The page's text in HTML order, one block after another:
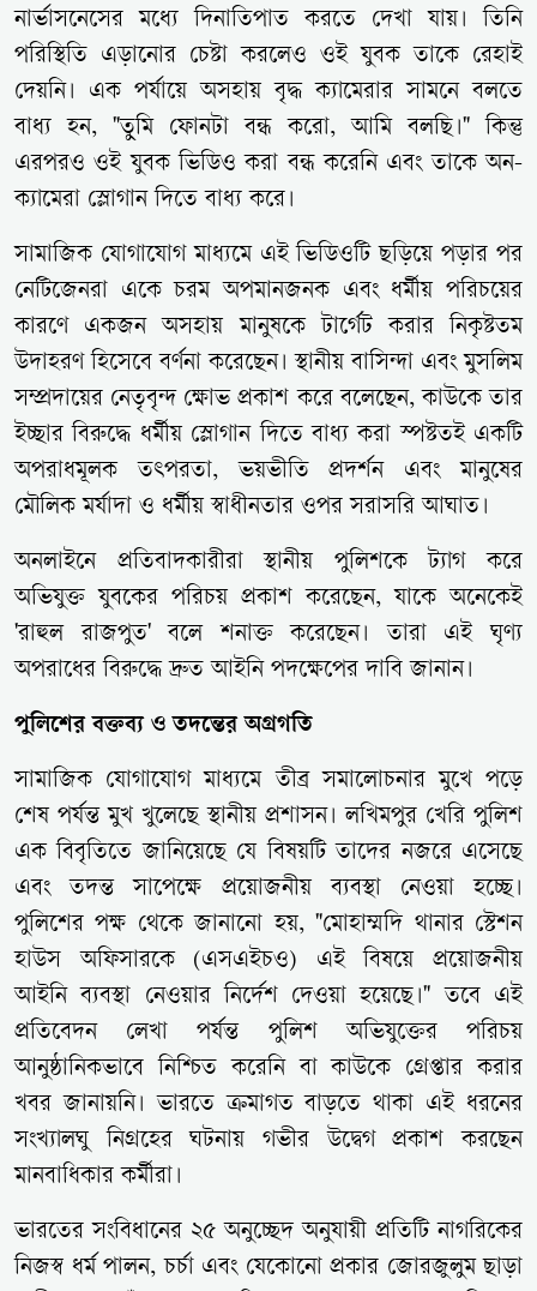
নার্ভাসনেসের মধ্যে দিনাতিপাত করতে দেখা যায়। তিনি
পরিস্থিতি এড়ানোর চেষ্টা করলেও ওই যুবক তাকে রেহাই
দেয়নি। এক পর্যায়ে অসহায় বৃদ্ধ ক্যামেরার সামনে বলতে
বাধ্য হন, "তুমি ফোনটা বন্ধ করো, আমি বলছি।" কিন্তু
এরপরও ওই যুবক ভিডিও করা বন্ধ করেনি এবং তাকে অন-
ক্যামেরা স্লোগান দিতে বাধ্য করে।
সামাজিক যোগাযোগ মাধ্যমে এই ভিডিওটি ছড়িয়ে পড়ার পর
নেটিজেনরা একে চরম অপমানজনক এবং ধর্মীয় পরিচয়ের
কারণে একজন অসহায় মানুষকে টার্গেট করার নিকৃষ্টতম
উদাহরণ হিসেবে বর্ণনা করেছেন। স্থানীয় বাসিন্দা এবং মুসলিম
সম্প্রদায়ের নেতৃবৃন্দ ক্ষোভ প্রকাশ করে বলেছেন, কাউকে তার
ইচ্ছার বিরুদ্ধে ধর্মীয় স্লোগান দিতে বাধ্য করা স্পষ্টতই একটি
অপরাধমূলক তৎপরতা, ভয়ভীতি প্রদর্শন এবং মানুষের
মৌলিক মর্যাদা ও ধর্মীয় স্বাধীনতার ওপর সরাসরি আঘাত।
অনলাইনে প্রতিবাদকারীরা স্থানীয় পুলিশকে ট্যাগ করে
অভিযুক্ত যুবকের পরিচয় প্রকাশ করেছেন, যাকে অনেকেই
'রাহুল রাজপুত' বলে শনাক্ত করেছেন। তারা এই ঘৃণ্য
অপরাধের বিরুদ্ধে দ্রুত আইনি পদক্ষেপের দাবি জানান।
পুলিশের বক্তব্য ও তদন্তের অগ্রগতি
সামাজিক যোগাযোগ মাধ্যমে তীব্র সমালোচনার মুখে পড়ে
শেষ পর্যন্ত মুখ খুলেছে স্থানীয় প্রশাসন। লখিমপুর খেরি পুলিশ
এক বিবৃতিতে জানিয়েছে যে বিষয়টি তাদের নজরে এসেছে
এবং তদন্ত সাপেক্ষে প্রয়োজনীয় ব্যবস্থা নেওয়া হচ্ছে।
পুলিশের পক্ষ থেকে জানানো হয়, "মোহাম্মদি থানার স্টেশন
হাউস অফিসারকে (এসএইচও) এই বিষয়ে প্রয়োজনীয়
আইনি ব্যবস্থা নেওয়ার নির্দেশ দেওয়া হয়েছে।" তবে এই
প্রতিবেদন লেখা পর্যন্ত পুলিশ অভিযুক্তের পরিচয়
আনুষ্ঠানিকভাবে নিশ্চিত করেনি বা কাউকে গ্রেপ্তার করার
খবর জানায়নি। ভারতে ক্রমাগত বাড়তে থাকা এই ধরনের
সংখ্যালঘু নিগ্রহের ঘটনায় গভীর উদ্বেগ প্রকাশ করছেন
মানবাধিকার কর্মীরা।
ভারতের সংবিধানের ২৫ অনুচ্ছেদ অনুযায়ী প্রতিটি নাগরিকের
নিজস্ব ধর্ম পালন, চর্চা এবং যেকোনো প্রকার জোরজুলুম ছাড়া